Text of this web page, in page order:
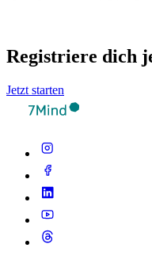
Registriere dich
Jetzt starten